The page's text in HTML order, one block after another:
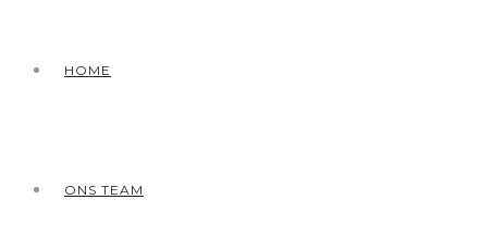
HOME
ONS TEAM